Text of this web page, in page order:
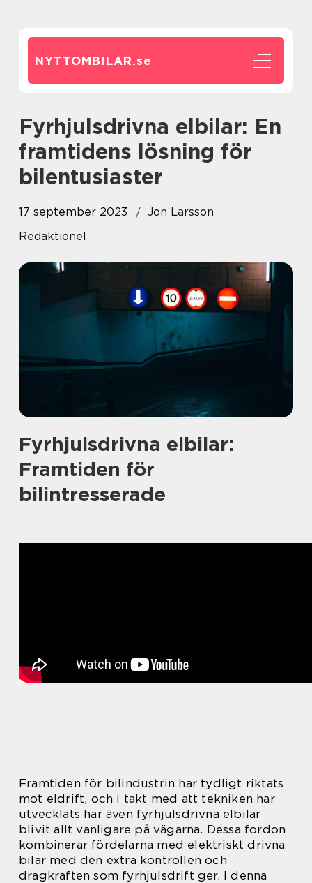
NYTTOMBILAR.se
Fyrhjulsdrivna elbilar: En
framtidens lösning för
bilentusiaster
17 september 2023
Jon Larsson
Redaktionel
Fyrhjulsdrivna elbilar:
Framtiden för
bilintresserade
Framtiden för bilindustrin har tydligt riktats
mot eldrift, och i takt med att tekniken har
utvecklats har även fyrhjulsdrivna elbilar
blivit allt vanligare på vägarna. Dessa fordon
kombinerar fördelarna med elektriskt drivna
bilar med den extra kontrollen och
dragkraften som fyrhjulsdrift ger. I denna